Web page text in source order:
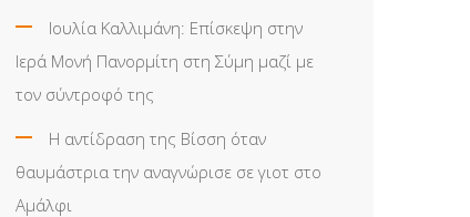
Ιουλία Καλλιμάνη: Επίσκεψη στην
Ιερά Μονή Πανορμίτη στη Σύμη μαζί με
τον σύντροφό της
Η αντίδραση της Βίσση όταν
θαυμάστρια την αναγνώρισε σε γιοτ στο
Αμάλφι